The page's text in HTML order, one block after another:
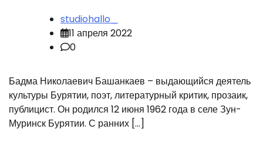
studiohallo_
11 апреля 2022
0
Бадма Николаевич Башанкаев – выдающийся деятель
культуры Бурятии, поэт, литературный критик, прозаик,
публицист. Он родился 12 июня 1962 года в селе Зун-
Муринск Бурятии. С ранних […]